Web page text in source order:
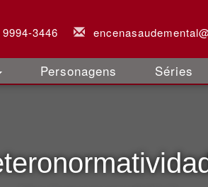
3446
Personagens Séries